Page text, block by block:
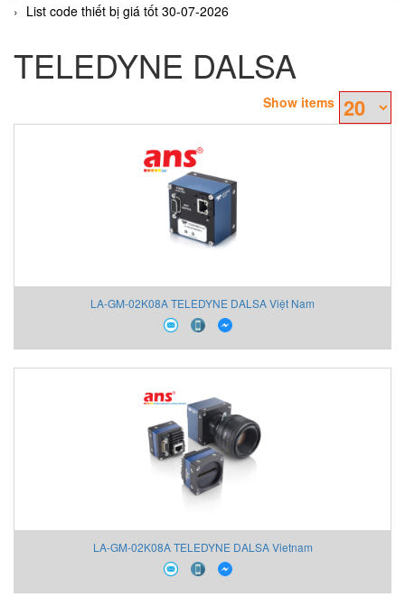
List code thiết bị giá tốt 30-07-2026
TELEDYNE DALSA
Show items
LA-GM-02K08A TELEDYNE DALSA Việt Nam
LA-GM-02K08A TELEDYNE DALSA Vietnam